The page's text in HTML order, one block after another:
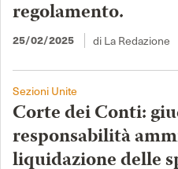
regolamento.
25/02/2025 di La Redazione
Sezioni Unite
Corte dei Conti:
responsabilità
liquidazione delle